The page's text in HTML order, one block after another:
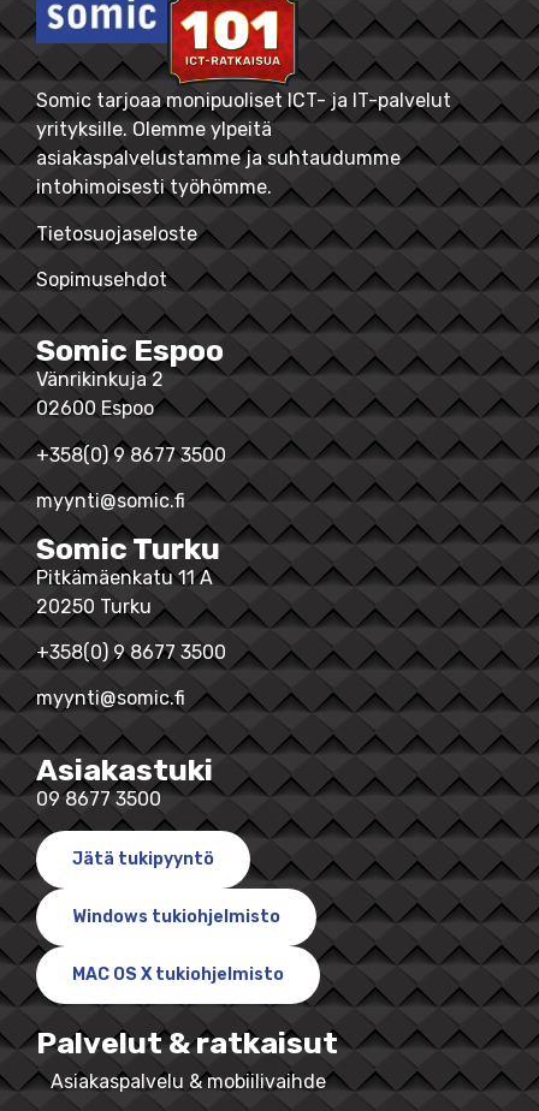
Somic tarjoaa monipuoliset ICT- ja IT-palvelut
yrityksille. Olemme ylpeitä
asiakaspalvelustamme ja suhtaudumme
intohimoisesti työhömme.
Tietosuojaseloste
Sopimusehdot
Somic Espoo
Vänrikinkuja 2
02600 Espoo
+358(0) 9 8677 3500
myynti@somic.fi
Somic Turku
Pitkämäenkatu 11 A
20250 Turku
+358(0) 9 8677 3500
myynti@somic.fi
Asiakastuki
09 8677 3500
Jätä tukipyyntö
Windows tukiohjelmisto
MAC OS X tukiohjelmisto
Palvelut & ratkaisut
Asiakaspalvelu & mobiilivaihde